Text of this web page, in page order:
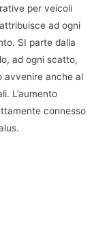
per veicoli
ad ogni
SI parte dalla
ad ogni scatto,
avvenire anche al
L’aumento
connesso